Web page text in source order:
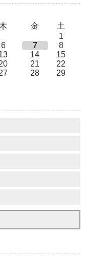
木 金
土
1
6 7
8
14
15
21
22
28
29